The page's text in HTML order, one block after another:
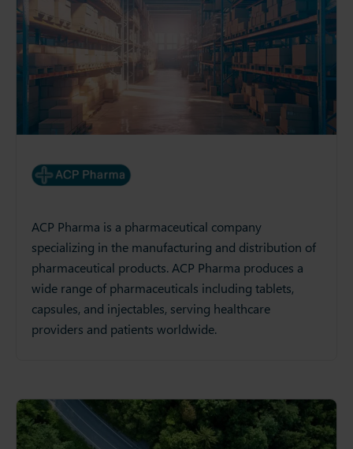
ACP Pharma is a pharmaceutical company
specializing in the manufacturing and distribution of
pharmaceutical products. ACP Pharma produces a
wide range of pharmaceuticals including tablets,
capsules, and injectables, serving healthcare
providers and patients worldwide.